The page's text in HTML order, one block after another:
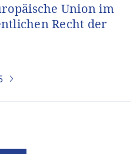
Union im
Recht der